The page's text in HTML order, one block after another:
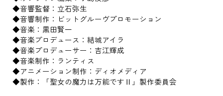
◆音響監督：立石弥生
◆音響制作：ビットグルーヴプロモーション
◆音楽：黒田賢一
◆音楽プロデュース：結城アイラ
◆音楽プロデューサー：吉江輝成
◆音楽制作：ランティス
◆アニメーション制作：ディオメディア
◆製作：「聖女の魔力は万能ですⅡ」製作委員会